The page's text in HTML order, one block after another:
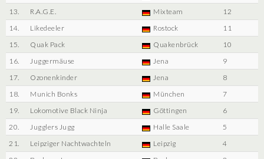
13.
R.A.G.E. Mixteam
12
14.
Likedeeler Rostock
11
15.
Quak Pack Quakenbrück
10
16.
Juggermäuse Jena
9
17.
Ozonenkinder Jena
8
18.
Munich Bonks München
7
19.
Lokomotive Black Ninja Göttingen
6
20.
Jugglers Jugg Halle Saale
5
21.
Leipziger Nachtwachteln Leipzig
4